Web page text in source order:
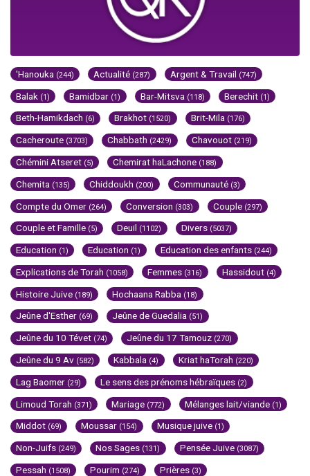
'Hanouka (244) Actualité (287) Argent & Travail (747)
Balak (1) Bamidbar (1) Bar-Mitsva (118) Berechit (1)
Beth-Hamikdach (6) Brakhot (1520) Brit-Mila (176)
Cacheroute (3703) Chabbath (2429) Chavouot (219)
Chémini Atseret (5) Chemirat haLachone (188)
Chemita (135) Chiddoukh (200) Communauté (3)
Compte du Omer (264) Conversion (303) Couple (297)
Couple et Famille (5) Deuil (1102) Divers (5037)
Education (1) Education (1) Education des enfants (244)
Explications de Torah (1058) Femmes (316) Hassidout (4)
Histoire Juive (189) Hochaana Rabba (18)
Jeûne d'Esther (69) Jeûne de Guedalia (51)
Jeûne du 10 Tévet (74) Jeûne du 17 Tamouz (270)
Jeûne du 9 Av (582) Kabbala (4) Kriat haTorah (220)
Lag Baomer (29) Le sens des prénoms hébraïques (2)
Limoud Torah (371) Mariage (772) Mélanges lait/viande (1)
Middot (69) Moussar (154) Musique juive (1)
Non-Juifs (249) Nos Sages (131) Pensée Juive (3087)
Pessah (1508) Pourim (274) Prières (3)